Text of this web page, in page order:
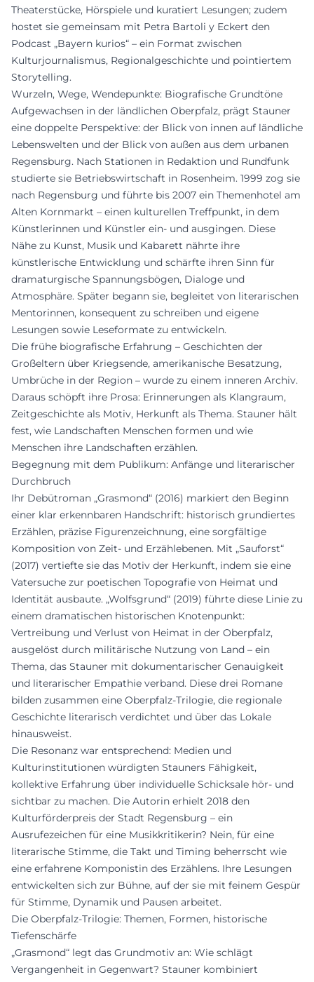
Theaterstücke, Hörspiele und kuratiert Lesungen; zudem
hostet sie gemeinsam mit Petra Bartoli y Eckert den
Podcast „Bayern kurios“ – ein Format zwischen
Kulturjournalismus, Regionalgeschichte und pointiertem
Storytelling.
Wurzeln, Wege, Wendepunkte: Biografische Grundtöne
Aufgewachsen in der ländlichen Oberpfalz, prägt Stauner
eine doppelte Perspektive: der Blick von innen auf ländliche
Lebenswelten und der Blick von außen aus dem urbanen
Regensburg. Nach Stationen in Redaktion und Rundfunk
studierte sie Betriebswirtschaft in Rosenheim. 1999 zog sie
nach Regensburg und führte bis 2007 ein Themenhotel am
Alten Kornmarkt – einen kulturellen Treffpunkt, in dem
Künstlerinnen und Künstler ein- und ausgingen. Diese
Nähe zu Kunst, Musik und Kabarett nährte ihre
künstlerische Entwicklung und schärfte ihren Sinn für
dramaturgische Spannungsbögen, Dialoge und
Atmosphäre. Später begann sie, begleitet von literarischen
Mentorinnen, konsequent zu schreiben und eigene
Lesungen sowie Leseformate zu entwickeln.
Die frühe biografische Erfahrung – Geschichten der
Großeltern über Kriegsende, amerikanische Besatzung,
Umbrüche in der Region – wurde zu einem inneren Archiv.
Daraus schöpft ihre Prosa: Erinnerungen als Klangraum,
Zeitgeschichte als Motiv, Herkunft als Thema. Stauner hält
fest, wie Landschaften Menschen formen und wie
Menschen ihre Landschaften erzählen.
Begegnung mit dem Publikum: Anfänge und literarischer
Durchbruch
Ihr Debütroman „Grasmond“ (2016) markiert den Beginn
einer klar erkennbaren Handschrift: historisch grundiertes
Erzählen, präzise Figurenzeichnung, eine sorgfältige
Komposition von Zeit- und Erzählebenen. Mit „Sauforst“
(2017) vertiefte sie das Motiv der Herkunft, indem sie eine
Vatersuche zur poetischen Topografie von Heimat und
Identität ausbaute. „Wolfsgrund“ (2019) führte diese Linie zu
einem dramatischen historischen Knotenpunkt:
Vertreibung und Verlust von Heimat in der Oberpfalz,
ausgelöst durch militärische Nutzung von Land – ein
Thema, das Stauner mit dokumentarischer Genauigkeit
und literarischer Empathie verband. Diese drei Romane
bilden zusammen eine Oberpfalz-Trilogie, die regionale
Geschichte literarisch verdichtet und über das Lokale
hinausweist.
Die Resonanz war entsprechend: Medien und
Kulturinstitutionen würdigten Stauners Fähigkeit,
kollektive Erfahrung über individuelle Schicksale hör- und
sichtbar zu machen. Die Autorin erhielt 2018 den
Kulturförderpreis der Stadt Regensburg – ein
Ausrufezeichen für eine Musikkritikerin? Nein, für eine
literarische Stimme, die Takt und Timing beherrscht wie
eine erfahrene Komponistin des Erzählens. Ihre Lesungen
entwickelten sich zur Bühne, auf der sie mit feinem Gespür
für Stimme, Dynamik und Pausen arbeitet.
Die Oberpfalz-Trilogie: Themen, Formen, historische
Tiefenschärfe
„Grasmond“ legt das Grundmotiv an: Wie schlägt
Vergangenheit in Gegenwart? Stauner kombiniert